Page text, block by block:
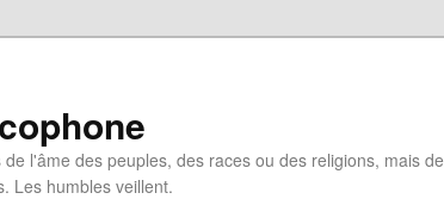
l'âme des peuples, des races ou des religions, mais de
Les humbles veillent.